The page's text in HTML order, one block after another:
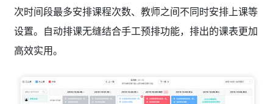
次时间段最多安排课程次数、教师之间不同时安排上课等
设置。自动排课无缝结合手工预排功能，排出的课表更加
高效实用。